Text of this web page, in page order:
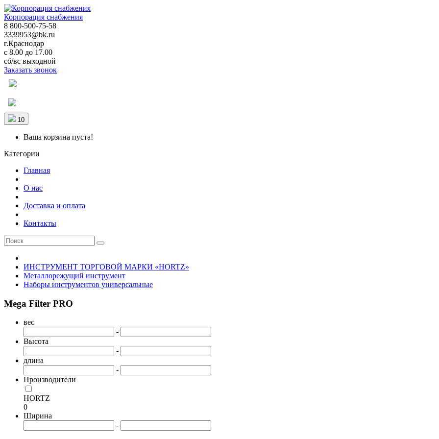
Корпорация снабжения
8 800-500-75-58
3339953@bk.ru
г.Краснодар
с 8.00 до 17.00
сб/вс выходной
Заказать звонок
10
Ваша корзина пуста!
Категории
Главная
О нас
Доставка и оплата
Контакты
ИНСТРУМЕНТ ТОРГОВОЙ МАРКИ «HORTZ»
Металлорежущий инструмент
Наборы инструментов универсальные
Mega Filter PRO
вес
-
Высота
-
длина
-
Производители
HORTZ
0
Ширина
-